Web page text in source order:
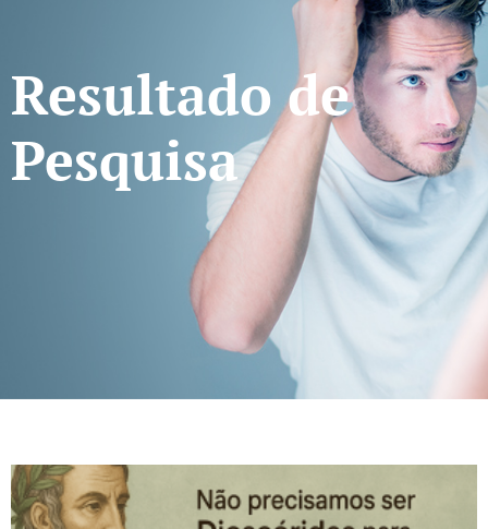
Resultado de
Pesquisa